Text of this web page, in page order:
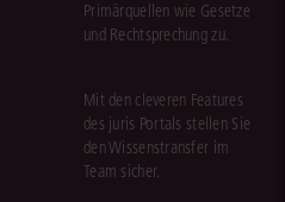
Primärquellen wie Gesetze
und Rechtsprechung zu.
Mit den cleveren Features
des juris Portals stellen Sie
den Wissenstransfer im
Team sicher.